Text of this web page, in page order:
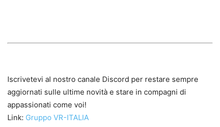
Iscrivetevi al nostro canale Discord per restare sempre
aggiornati sulle ultime novità e stare in compagni di
appassionati come voi!
Link: Gruppo VR-ITALIA